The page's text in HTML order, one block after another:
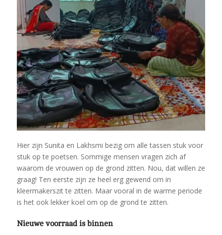
Hier zijn Sunita en Lakhsmi bezig om alle tassen stuk voor
stuk op te poetsen. Sommige mensen vragen zich af
waarom de vrouwen op de grond zitten. Nou, dat willen ze
graag! Ten eerste zijn ze heel erg gewend om in
kleermakerszit te zitten. Maar vooral in de warme periode
is het ook lekker koel om op de grond te zitten.
Nieuwe voorraad is binnen